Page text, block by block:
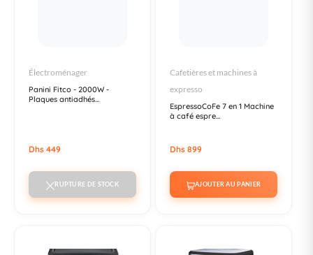
Électroménager
Panini Fitco - 2000W -
Plaques antiadhés...
Dhs 449
RUPTURE DE STOCK
Cafetières et machines à
expresso
EspressoCoFe 7 en 1 Machine
à café espre...
Dhs 899
AJOUTER AU PANIER